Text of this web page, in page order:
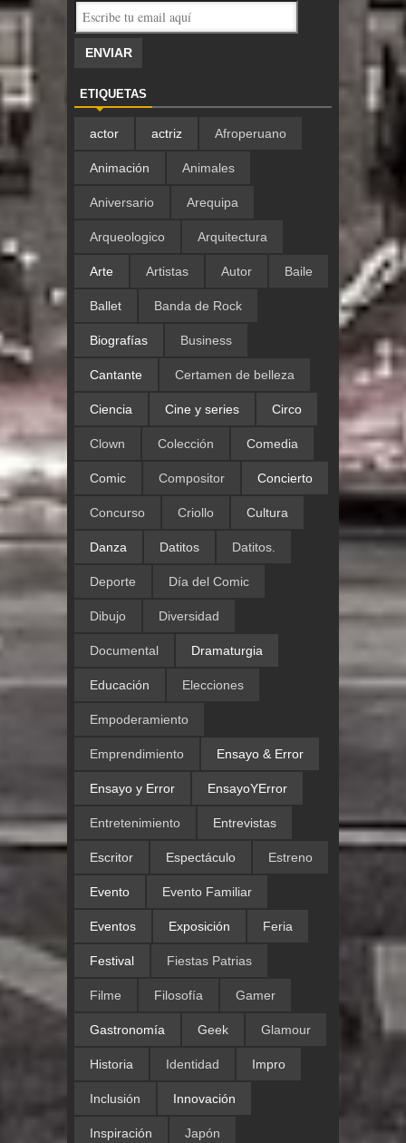
ETIQUETAS
actor actriz Afroperuano
Animación Animales
Aniversario Arequipa
Arqueologico Arquitectura
Arte Artistas Autor Baile
Ballet Banda de Rock
Biografías Business
Cantante Certamen de belleza
Ciencia Cine y series Circo
Clown Colección Comedia
Comic Compositor Concierto
Concurso Criollo Cultura
Danza Datitos Datitos.
Deporte Día del Comic
Dibujo Diversidad
Documental Dramaturgia
Educación Elecciones
Empoderamiento
Emprendimiento Ensayo & Error
Ensayo y Error EnsayoYError
Entretenimiento Entrevistas
Escritor Espectáculo Estreno
Evento Evento Familiar
Eventos Exposición Feria
Festival Fiestas Patrias
Filme Filosofía Gamer
Gastronomía Geek Glamour
Historia Identidad Impro
Inclusión Innovación
Inspiración Japón